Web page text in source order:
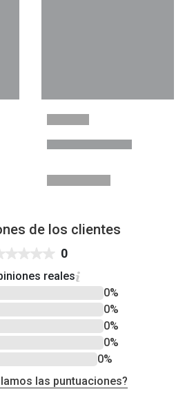
de los clientes
0
reales
0%
0%
0%
0%
0%
las puntuaciones?